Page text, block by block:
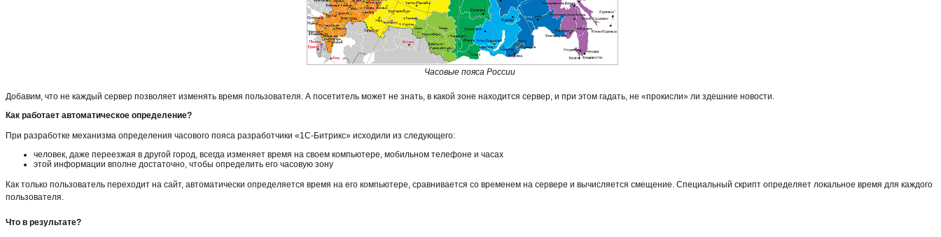
Часовые пояса России
Добавим, что не каждый сервер позволяет изменять время пользователя. А посетитель может не знать, в какой зоне находится сервер, и при этом гадать, не «прокисли» ли здешние новости.
Как работает автоматическое определение?
При разработке механизма определения часового пояса разработчики «1С-Битрикс» исходили из следующего:
человек, даже переезжая в другой город, всегда изменяет время на своем компьютере, мобильном телефоне и часах
этой информации вполне достаточно, чтобы определить его часовую зону
Как только пользователь переходит на сайт, автоматически определяется время на его компьютере, сравнивается со временем на сервере и вычисляется смещение. Специальный скрипт определяет локальное время для каждого
пользователя.
Что в результате?